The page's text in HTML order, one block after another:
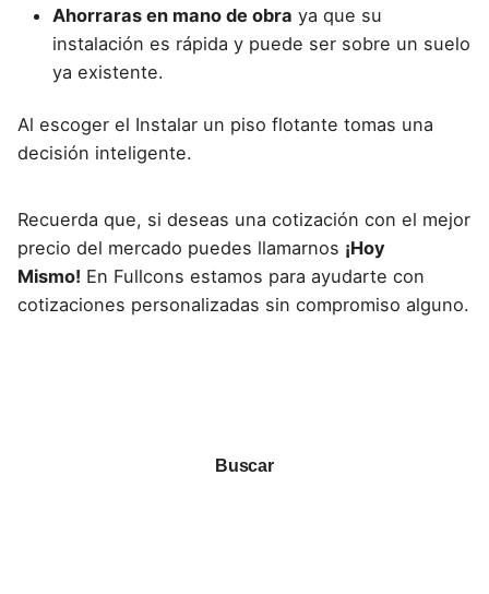
Buscar
Ahorraras en mano de obra ya que su
instalación es rápida y puede ser sobre un suelo
ya existente.
Al escoger el Instalar un piso flotante tomas una
decisión inteligente.
Recuerda que, si deseas una cotización con el mejor
precio del mercado puedes llamarnos ¡Hoy
Mismo! En Fullcons estamos para ayudarte con
cotizaciones personalizadas sin compromiso alguno.